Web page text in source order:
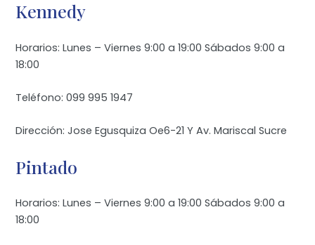
Kennedy
Horarios: Lunes – Viernes 9:00 a 19:00 Sábados 9:00 a
18:00
Teléfono: 099 995 1947
Dirección: Jose Egusquiza Oe6-21 Y Av. Mariscal Sucre
Pintado
Horarios: Lunes – Viernes 9:00 a 19:00 Sábados 9:00 a
18:00